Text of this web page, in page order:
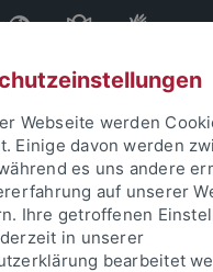
Webseite werden
Einige davon werden
es uns andere
auf unserer
Ihre getroffenen
in unserer
bearbeitet